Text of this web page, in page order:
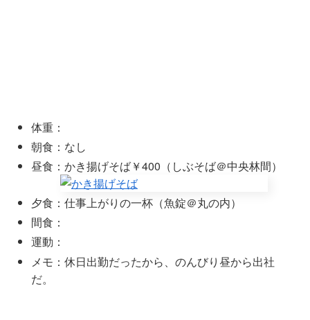
体重：
朝食：なし
昼食：かき揚げそば￥400（しぶそば＠中央林間）
夕食：仕事上がりの一杯（魚錠＠丸の内）
間食：
運動：
メモ：休日出勤だったから、のんびり昼から出社
だ。